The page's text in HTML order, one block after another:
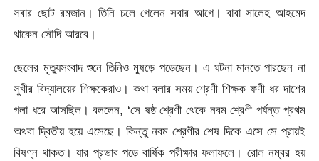
সবার ছোট রমজান। তিনি চলে গেলেন সবার আগে। বাবা সালেহ আহমেদ
থাকেন সৌদি আরবে।
ছেলের মৃত্যুসংবাদ শুনে তিনিও মুষড়ে পড়েছেন। এ ঘটনা মানতে পারছেন না
সুখীর বিদ্যালয়ের শিক্ষকেরাও। কথা বলার সময় শ্রেণী শিক্ষক ফণী ধর দাশের
গলা ধরে আসছিল। বললেন, ‘সে ষষ্ঠ শ্রেণী থেকে নবম শ্রেণী পর্যন্ত প্রথম
অথবা দ্বিতীয় হয়ে এসেছে। কিন্তু নবম শ্রেণীর শেষ দিকে এসে সে প্রায়ই
বিষণ্ন থাকত। যার প্রভাব পড়ে বার্ষিক পরীক্ষার ফলাফলে। রোল নম্বর হয়